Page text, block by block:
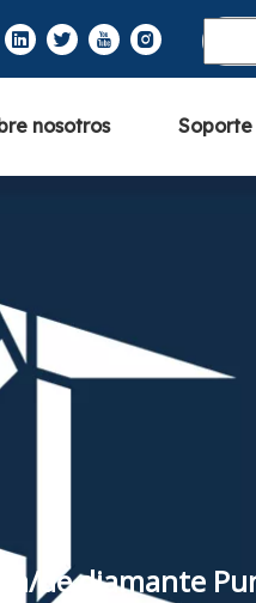
nosotros Soporte
de diamante